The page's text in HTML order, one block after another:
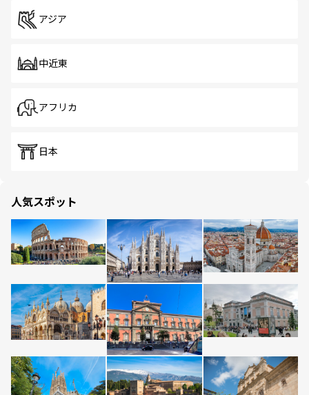
アジア
中近東
アフリカ
日本
人気スポット